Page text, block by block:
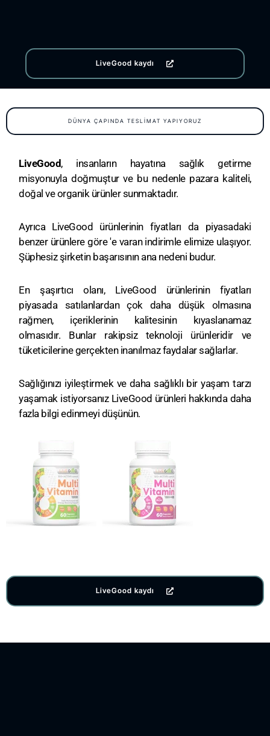
LiveGood kaydı
DÜNYA ÇAPINDA TESLIMAT YAPIYORUZ
LiveGood, insanların hayatına sağlık getirme
misyonuyla doğmuştur ve bu nedenle pazara kaliteli,
doğal ve organik ürünler sunmaktadır.
Ayrıca LiveGood ürünlerinin fiyatları da piyasadaki
benzer ürünlere göre 'e varan indirimle elimize ulaşıyor.
Şüphesiz şirketin başarısının ana nedeni budur.
En şaşırtıcı olanı, LiveGood ürünlerinin fiyatları
piyasada satılanlardan çok daha düşük olmasına
rağmen, içeriklerinin kalitesinin kıyaslanamaz
olmasıdır. Bunlar rakipsiz teknoloji ürünleridir ve
tüketicilerine gerçekten inanılmaz faydalar sağlarlar.
Sağlığınızı iyileştirmek ve daha sağlıklı bir yaşam tarzı
yaşamak istiyorsanız LiveGood ürünleri hakkında daha
fazla bilgi edinmeyi düşünün.
LiveGood kaydı